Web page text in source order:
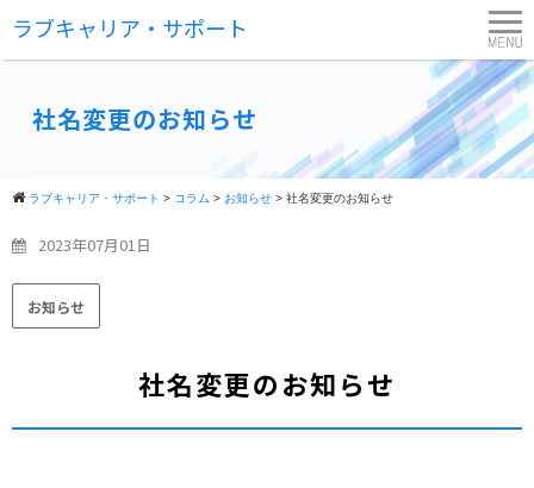
ラブキャリア・サポート
社名変更のお知らせ
ラブキャリア・サポート > コラム > お知らせ > 社名変更のお知らせ
2023年07月01日
お知らせ
社名変更のお知らせ